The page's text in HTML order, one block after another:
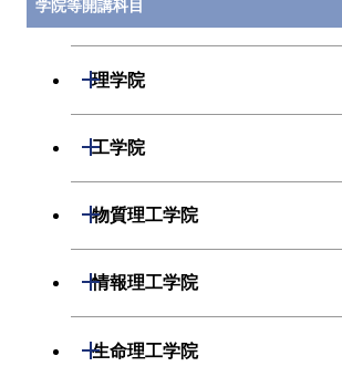
学院等開講科目
理学院
開閉
化学系
初年次専門科目
工学院
開閉
機械系
電気電子系
物質理工学院
開閉
材料系
情報理工学院
開閉
数理・計算科学系
生命理工学院
開閉